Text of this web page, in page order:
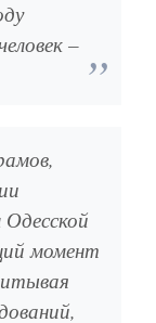
–
момент